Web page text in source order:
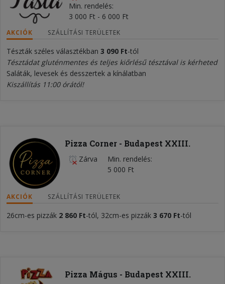
Min. rendelés
3 000 Ft - 6 000 Ft
AKCIÓK SZÁLLÍTÁSI TERÜLETEK
Tészták széles választékban 3 090 Ft-tól
Tésztádat gluténmentes és teljes kiőrlésű tésztával is kérheted
Saláták, levesek és desszertek a kínálatban
Kiszállítás 11:00 órától!
Pizza Corner - Budapest XXIII.
Zárva
Min. rendelés
5 000 Ft
AKCIÓK SZÁLLÍTÁSI TERÜLETEK
26cm-es pizzák 2 860 Ft-tól, 32cm-es pizzák 3 670 Ft-tól
Pizza Mágus - Budapest XXIII.